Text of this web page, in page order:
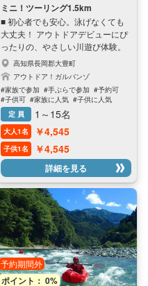
ミニ！ツーリング1.5km
■ 初心者でも安心。泳げなくても
大丈夫！ アウトドアデビューにぴ
ったりの、やさしい川遊び体験。
高知の清流吉野川で、澄んだ水と
青空、山の緑に囲まれて SUPやパ
ックラフト、カヤック、ベリヤッ
クに挑戦。 波のない穏やかな区間
をミニツーリング（川下り）なの
で、 初めての方やお子様も安心し
て楽しめます。 ガイドがしっかり
サポートするので、 「やってみた
いけど不安…」そんな方にも大好
評。 初めてでも「やってみたら、
できた！」という自信が自然と生ま
れる体験です。 手ぶらで参加
OK。 自然と笑顔になれる、初心
者向け川遊びツアーをぜひご体験
ください。 ■ 安心ポイント •激流
はなし。初心者でも安心！ •身長
120cmから参加OKのやさしいコー
ス •有資格ガイドがしっかりサポー
ト •装備レンタル＆ライフジャケッ
高知県長岡郡大豊町
アウトドア！ガルバンゾ
#家族で参加 #手ぶらで参加 #予約可
#子供可 #家族に人気 #子供に人気
#女性に人気
#男性に人気
定 員 1～15名
大人1名 ￥4,545
子供1名 ￥4,545
詳細を見る
ポイント： 0%
予約期間外